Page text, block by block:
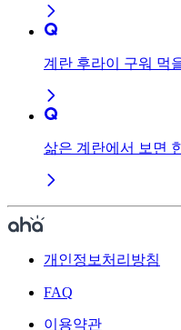
계란 후라이 구워 먹
삶은 계란에서 보면
개인정보처리방침
FAQ
이용약관